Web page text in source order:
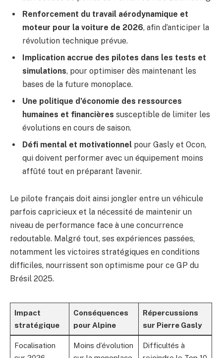
Renforcement du travail aérodynamique et
moteur pour la voiture de 2026, afin d’anticiper la
révolution technique prévue.
Implication accrue des pilotes dans les tests et
simulations, pour optimiser dès maintenant les
bases de la future monoplace.
Une politique d’économie des ressources
humaines et financières susceptible de limiter les
évolutions en cours de saison.
Défi mental et motivationnel pour Gasly et Ocon,
qui doivent performer avec un équipement moins
affûté tout en préparant l’avenir.
Le pilote français doit ainsi jongler entre un véhicule
parfois capricieux et la nécessité de maintenir un
niveau de performance face à une concurrence
redoutable. Malgré tout, ses expériences passées,
notamment les victoires stratégiques en conditions
difficiles, nourrissent son optimisme pour ce GP du
Brésil 2025.
Impact
stratégique
Conséquences
pour Alpine
Répercussions
sur Pierre Gasly
Focalisation
Moins d’évolution
Difficultés à